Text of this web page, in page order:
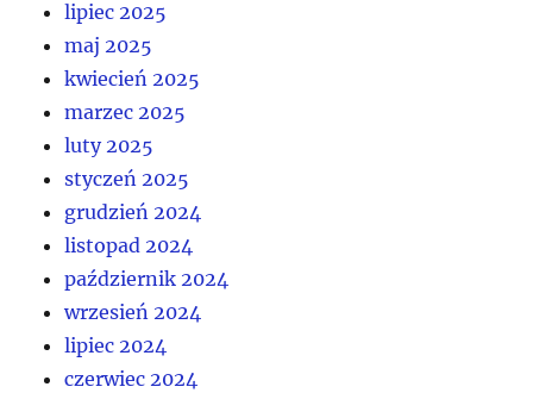
lipiec 2025
maj 2025
kwiecień 2025
marzec 2025
luty 2025
styczeń 2025
grudzień 2024
listopad 2024
październik 2024
wrzesień 2024
lipiec 2024
czerwiec 2024